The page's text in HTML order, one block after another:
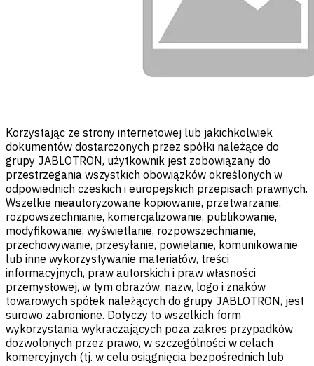
Korzystając ze strony internetowej lub jakichkolwiek
dokumentów dostarczonych przez spółki należące do
grupy JABLOTRON, użytkownik jest zobowiązany do
przestrzegania wszystkich obowiązków określonych w
odpowiednich czeskich i europejskich przepisach prawnych.
Wszelkie nieautoryzowane kopiowanie, przetwarzanie,
rozpowszechnianie, komercjalizowanie, publikowanie,
modyfikowanie, wyświetlanie, rozpowszechnianie,
przechowywanie, przesyłanie, powielanie, komunikowanie
lub inne wykorzystywanie materiałów, treści
informacyjnych, praw autorskich i praw własności
przemysłowej, w tym obrazów, nazw, logo i znaków
towarowych spółek należących do grupy JABLOTRON, jest
surowo zabronione. Dotyczy to wszelkich form
wykorzystania wykraczających poza zakres przypadków
dozwolonych przez prawo, w szczególności w celach
komercyjnych (tj. w celu osiągnięcia bezpośrednich lub